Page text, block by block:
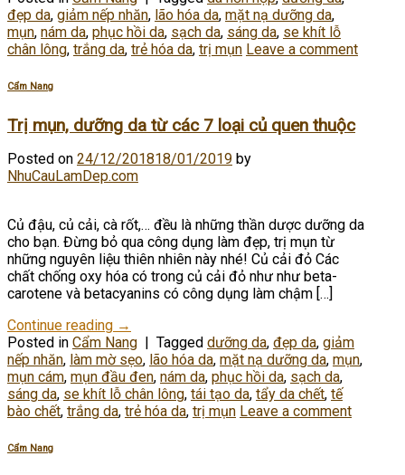
đẹp da, giảm nếp nhăn, lão hóa da, mặt nạ dưỡng da,
mụn, nám da, phục hồi da, sạch da, sáng da, se khít lỗ
chân lông, trắng da, trẻ hóa da, trị mụn Leave a comment
Cẩm Nang
Trị mụn, dưỡng da từ các 7 loại củ quen thuộc
Posted on 24/12/201818/01/2019 by
NhuCauLamDep.com
Củ đậu, củ cải, cà rốt,… đều là những thần dược dưỡng da
cho bạn. Đừng bỏ qua công dụng làm đẹp, trị mụn từ
những nguyên liệu thiên nhiên này nhé! Củ cải đỏ Các
chất chống oxy hóa có trong củ cải đỏ như như beta-
carotene và betacyanins có công dụng làm chậm […]
Continue reading →
Posted in Cẩm Nang | Tagged dưỡng da, đẹp da, giảm
nếp nhăn, làm mờ sẹo, lão hóa da, mặt nạ dưỡng da, mụn,
mụn cám, mụn đầu đen, nám da, phục hồi da, sạch da,
sáng da, se khít lỗ chân lông, tái tạo da, tẩy da chết, tế
bào chết, trắng da, trẻ hóa da, trị mụn Leave a comment
Cẩm Nang